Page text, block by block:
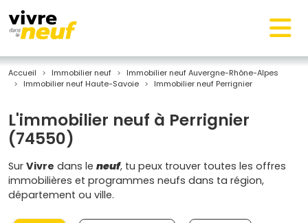
Accueil Immobilier neuf
Immobilier neuf Auvergne-Rhône-Alpes
Immobilier neuf Haute-Savoie
Immobilier neuf Perrignier
L'immobilier neuf à Perrignier
(74550)
Sur Vivre dans le neuf, tu peux trouver toutes les offres
immobilières et programmes neufs dans ta région,
département ou ville.